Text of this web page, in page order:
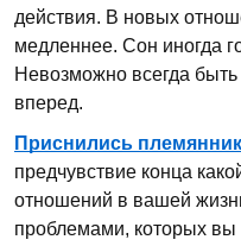
действия. В новых
медленнее. Сон иногда
Невозможно всегда
вперед.
Приснились
предчувствие конца
отношений в вашей
проблемами, которых